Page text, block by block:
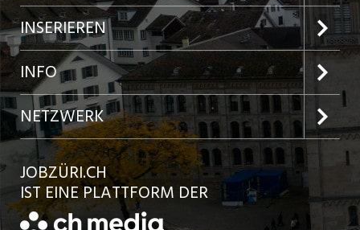
Jobs im Kanton Zürich
Jobs in der Stadt Zürich
Jobs in der Stadt Winterthur
Jobs in der Stadt Bülach
Jobs in der Stadt Uster
Jobs in der Stadt Horgen
INSERIEREN
Preise und Leistungen
Inserat aufgeben
Kundenlogin
Schnittstelle
INFO
Team
Ratgeber
AGB
NETZWERK
jobbasel.ch
jobbern.ch
JOBZÜRI.CH
IST EINE PLATTFORM DER